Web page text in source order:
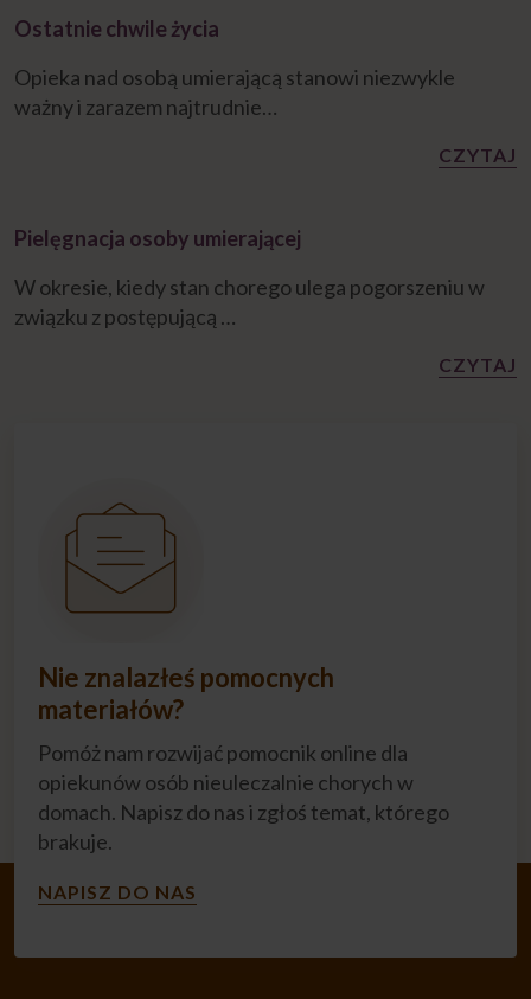
Ostatnie chwile życia
Opieka nad osobą umierającą stanowi niezwykle
ważny i zarazem najtrudnie…
CZYTAJ
Pielęgnacja osoby umierającej
W okresie, kiedy stan chorego ulega pogorszeniu w
związku z postępującą …
CZYTAJ
Nie znalazłeś pomocnych
materiałów?
Pomóż nam rozwijać pomocnik online dla
opiekunów osób nieuleczalnie chorych w
domach. Napisz do nas i zgłoś temat, którego
brakuje.
NAPISZ DO NAS